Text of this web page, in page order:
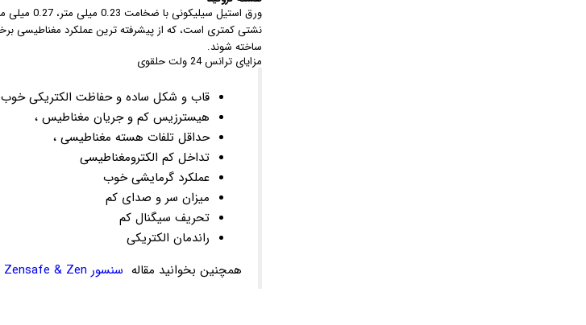
ساخته شوند.
مزایای ترانس 24 ولت حلقوی
قاب و شکل ساده و حفاظت الکتریکی خوب
هیسترزیس کم و جریان مغناطیس ،
حداقل تلفات هسته مغناطیسی ،
تداخل کم الکترومغناطیسی
عملکرد گرمایشی خوب
میزان سر و صدای کم
تحریف سیگنال کم
راندمان الکتریکی
همچنین بخوانید مقاله سنسور Zensafe & Zen زن اند زن سیف